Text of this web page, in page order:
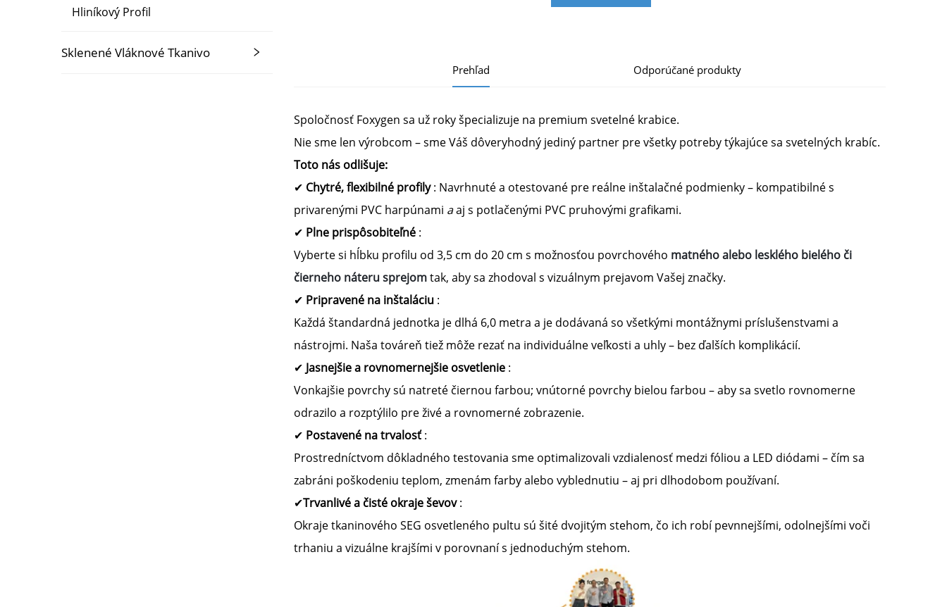
Hliníkový Profil
Sklenené Vláknové Tkanivo
Prehľad Odporúčané produkty
Spoločnosť Foxygen sa už roky špecializuje na premium svetelné krabice.
Nie sme len výrobcom – sme Váš dôveryhodný jediný partner pre všetky potreby týkajúce sa svetelných krabíc.
Toto nás odlišuje:
✔ Chytré, flexibilné profily: Navrhnuté a otestované pre reálne inštalačné podmienky – kompatibilné s
privarenými PVC harpúnami aaj s potlačenými PVC pruhovými grafikami.
✔ Plne prispôsobiteľné :
Vyberte si hĺbku profilu od 3,5 cm do 20 cm s možnosťou povrchového matného alebo lesklého bielého či
čierneho náteru sprejomtak, aby sa zhodoval s vizuálnym prejavom Vašej značky.
✔ Pripravené na inštaláciu :
Každá štandardná jednotka je dlhá 6,0 metra a je dodávaná so všetkými montážnymi príslušenstvami a
nástrojmi. Naša továreň tiež môže rezať na individuálne veľkosti a uhly – bez ďalších komplikácií.
✔ Jasnejšie a rovnomernejšie osvetlenie :
Vonkajšie povrchy sú natreté čiernou farbou; vnútorné povrchy bielou farbou – aby sa svetlo rovnomerne
odrazilo a rozptýlilo pre živé a rovnomerné zobrazenie.
✔ Postavené na trvalosť:
Prostredníctvom dôkladného testovania sme optimalizovali vzdialenosť medzi fóliou a LED diódami – čím sa
zabráni poškodeniu teplom, zmenám farby alebo vyblednutiu – aj pri dlhodobom používaní.
✔Trvanlivé a čisté okraje ševov:
Okraje tkaninového SEG osvetleného pultu sú šité dvojitým stehom, čo ich robí pevnnejšími, odolnejšími voči
trhaniu a vizuálne krajšími v porovnaní s jednoduchým stehom.